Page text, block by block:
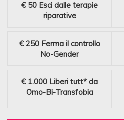
€ 50 Esci dalle terapie
riparative
€ 250 Ferma il controllo
No-Gender
€ 1.000 Liberi tutt* da
Omo-Bi-Transfobia